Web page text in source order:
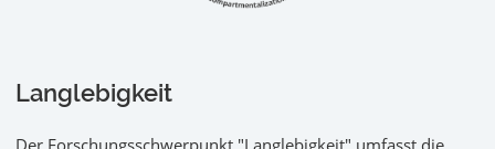
Langlebigkeit